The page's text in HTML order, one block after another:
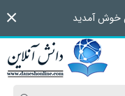
خوش آمدید